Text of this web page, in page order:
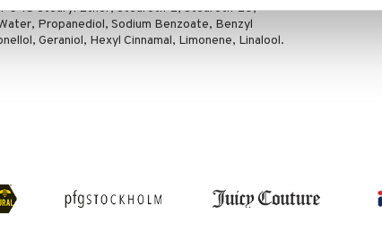
15 Stearyl Ether, Steareth-2, Steareth-20,
Propanediol, Sodium Benzoate, Benzyl
Geraniol, Hexyl Cinnamal, Limonene, Linalool.